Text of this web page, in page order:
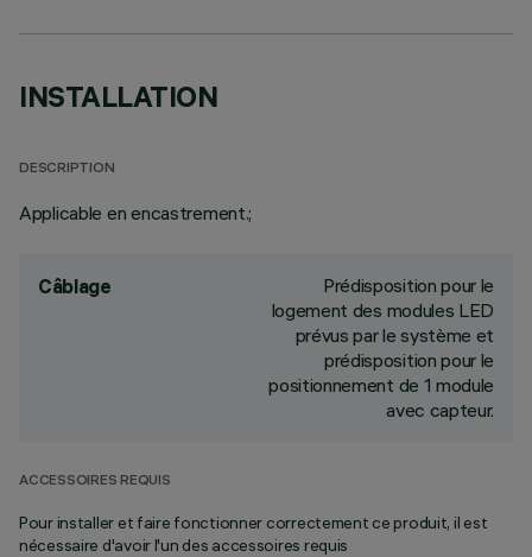
INSTALLATION
DESCRIPTION
Applicable en encastrement.;
Câblage
Prédisposition pour le
logement des modules LED
prévus par le système et
prédisposition pour le
positionnement de 1 module
avec capteur.
ACCESSOIRES REQUIS
Pour installer et faire fonctionner correctement ce produit, il est
nécessaire d'avoir l'un des accessoires requis